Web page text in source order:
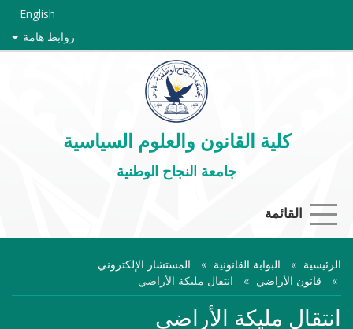
English
روابط هامة
كلية القانون والعلوم السياسية
جامعة النجاح الوطنية
القائمة
الرئيسية البوابة القانونية
المستشار الإلكتروني
قانون الأراضي
انتقال مليكة الأراضي
انتقال مليكة الأراضي